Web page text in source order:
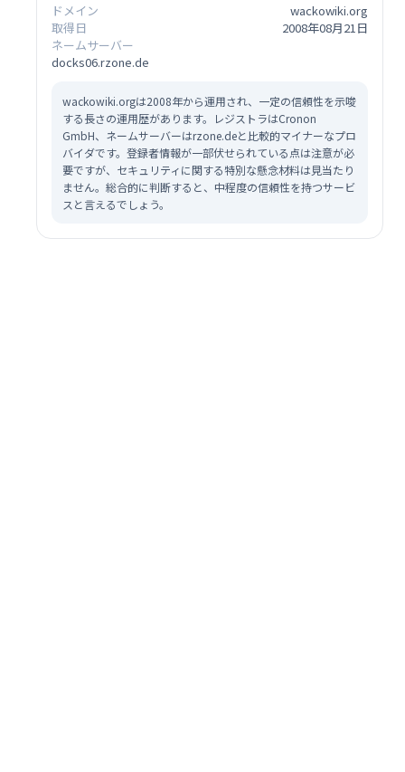
ドメイン
wackowiki.org
取得日
2008年08月21日
ネームサーバー
docks06.rzone.de
wackowiki.orgは2008年から運用され、一定の信頼性を示唆
する長さの運用歴があります。レジストラはCronon
GmbH、ネームサーバーはrzone.deと比較的マイナーなプロ
バイダです。登録者情報が一部伏せられている点は注意が必
要ですが、セキュリティに関する特別な懸念材料は見当たり
ません。総合的に判断すると、中程度の信頼性を持つサービ
スと言えるでしょう。